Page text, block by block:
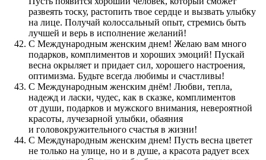
развеять тоску, растопить твое сердце и вызвать улыбку
на лице. Получай колоссальный опыт, стремись быть
лучшей и верь в исполнение желаний!
С Международным женским днем! Желаю вам много
подарков, комплиментов и хороших эмоций! Пускай
весна окрыляет и придает сил, хорошего настроения,
оптимизма. Будьте всегда любимы и счастливы!
С Международным женским днём! Любви, тепла,
надежд и ласки, чудес, как в сказке, комплиментов
от души, подарков и мужского внимания, невероятной
красоты, лучезарной улыбки, обаяния
и головокружительного счастья в жизни!
С Международным женским днем! Пусть весна цветет
не только на улице, но и в душе, а красота радует всех